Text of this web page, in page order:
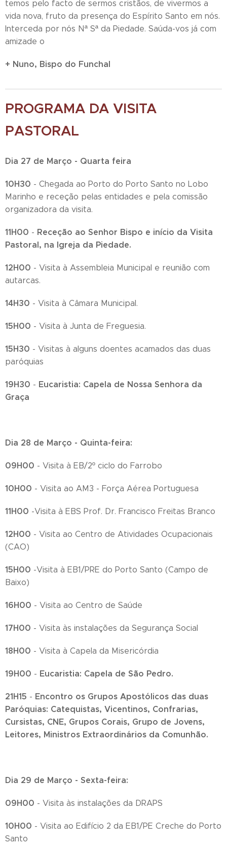
temos pelo facto de sermos cristãos, de vivermos a
vida nova, fruto da presença do Espírito Santo em nós.
Interceda por nós Nª Sª da Piedade. Saúda-vos já com
amizade o
+ Nuno, Bispo do Funchal
PROGRAMA DA VISITA
PASTORAL
Dia 27 de Março - Quarta feira
10H30 - Chegada ao Porto do Porto Santo no Lobo
Marinho e receção pelas entidades e pela comissão
organizadora da visita.
11H00 - Receção ao Senhor Bispo e início da Visita
Pastoral, na Igreja da Piedade.
12H00 - Visita à Assembleia Municipal e reunião com
autarcas.
14H30 - Visita à Câmara Municipal.
15H00 - Visita à Junta de Freguesia.
15H30 - Visitas à alguns doentes acamados das duas
paróquias
19H30 - Eucaristia: Capela de Nossa Senhora da
Graça
Dia 28 de Março - Quinta-feira:
09H00 - Visita à EB/2º ciclo do Farrobo
10H00 - Visita ao AM3 - Força Aérea Portuguesa
11H00 -Visita à EBS Prof. Dr. Francisco Freitas Branco
12H00 - Visita ao Centro de Atividades Ocupacionais
(CAO)
15H00 -Visita à EB1/PRE do Porto Santo (Campo de
Baixo)
16H00 - Visita ao Centro de Saúde
17H00 - Visita às instalações da Segurança Social
18H00 - Visita à Capela da Misericórdia
19H00 - Eucaristia: Capela de São Pedro.
21H15 - Encontro os Grupos Apostólicos das duas
Paróquias: Catequistas, Vicentinos, Confrarias,
Cursistas, CNE, Grupos Corais, Grupo de Jovens,
Leitores, Ministros Extraordinários da Comunhão.
Dia 29 de Março - Sexta-feira:
09H00 - Visita às instalações da DRAPS
10H00 - Visita ao Edifício 2 da EB1/PE Creche do Porto
Santo